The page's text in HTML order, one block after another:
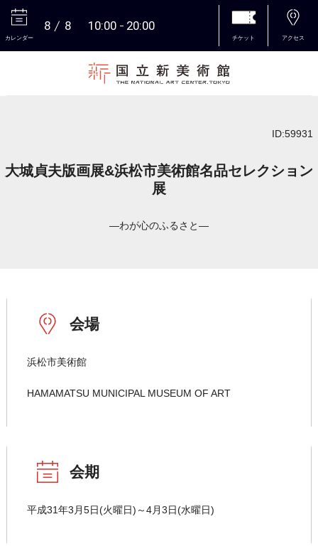
カレンダー
8 8 10:00 20:00
チケット アクセス
ID:59931
大城貞夫版画展&浜松市美術館名品セレクション
展
―わが心のふるさと―
会場
浜松市美術館
HAMAMATSU MUNICIPAL MUSEUM OF ART
会期
平成31年3月5日(火曜日)～4月3日(水曜日)